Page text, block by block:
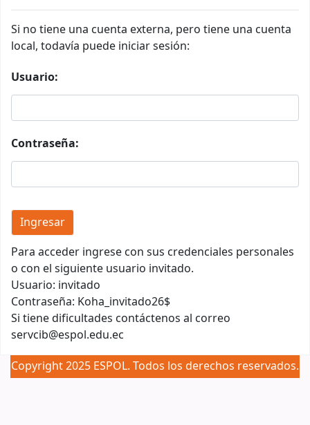
Si no tiene una cuenta externa, pero tiene una cuenta
local, todavía puede iniciar sesión:
Usuario:
Contraseña:
Para acceder ingrese con sus credenciales personales
o con el siguiente usuario invitado.
Usuario: invitado
Contraseña: Koha_invitado26$
Si tiene dificultades contáctenos al correo
servcib@espol.edu.ec
Copyright 2025 ESPOL. Todos los derechos reservados.